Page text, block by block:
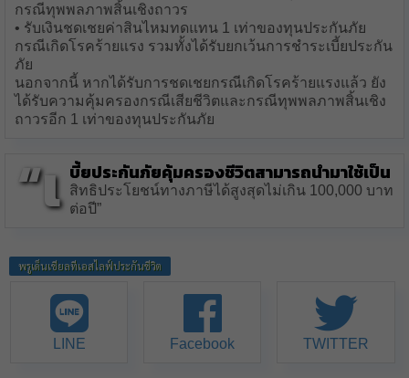
กรณีทุพพลภาพสิ้นเชิงถาวร
• รับเงินชดเชยค่าสินไหมทดแทน 1 เท่าของทุนประกันภัย
กรณีเกิดโรคร้ายแรง รวมทั้งได้รับยกเว้นการชำระเบี้ยประกัน
ภัย
นอกจากนี้ หากได้รับการชดเชยกรณีเกิดโรคร้ายแรงแล้ว ยัง
ได้รับความคุ้มครองกรณีเสียชีวิตและกรณีทุพพลภาพสิ้นเชิง
ถาวรอีก 1 เท่าของทุนประกันภัย
“เ บี้ยประกันภัยคุ้มครองชีวิตสามารถนำมาใช้เป็น
สิทธิประโยชน์ทางภาษีได้สูงสุดไม่เกิน 100,000 บาท
ต่อปี”
พรูเด็นเชียลทีเอสไลฟ์ประกันชีวิต
LINE Facebook TWITTER